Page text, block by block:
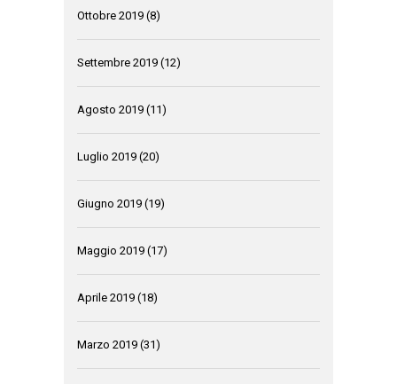
Ottobre 2019 (8)
Settembre 2019 (12)
Agosto 2019 (11)
Luglio 2019 (20)
Giugno 2019 (19)
Maggio 2019 (17)
Aprile 2019 (18)
Marzo 2019 (31)